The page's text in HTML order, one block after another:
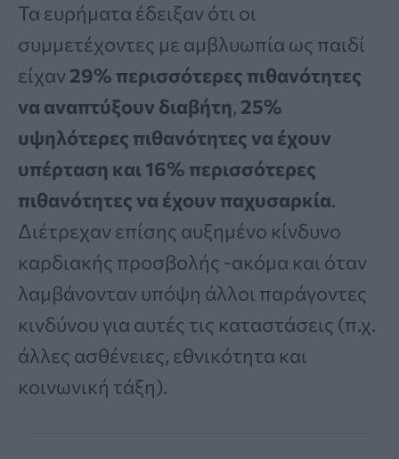
Τα ευρήματα έδειξαν ότι οι
συμμετέχοντες με αμβλυωπία ως παιδί
είχαν 29% περισσότερες πιθανότητες
να αναπτύξουν διαβήτη, 25%
υψηλότερες πιθανότητες να έχουν
υπέρταση και 16% περισσότερες
πιθανότητες να έχουν παχυσαρκία.
Διέτρεχαν επίσης αυξημένο κίνδυνο
καρδιακής προσβολής -ακόμα και όταν
λαμβάνονταν υπόψη άλλοι παράγοντες
κινδύνου για αυτές τις καταστάσεις (π.χ.
άλλες ασθένειες, εθνικότητα και
κοινωνική τάξη).